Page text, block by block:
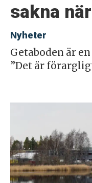
sakna
Nyheter
Getaboden är
”Det är